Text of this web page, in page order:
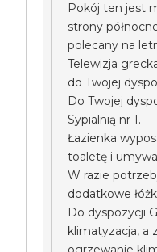
Pokój ten jest
strony
polecany na
Telewizja
do Twojej
Do Twojej
Sypialnią nr 1.
Łazienka
toaletę i
W razie
dodatkowe
Do dyspozycji
klimatyzacja, a